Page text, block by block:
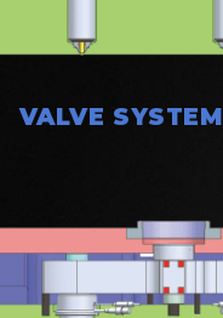
VALVE SYSTEM